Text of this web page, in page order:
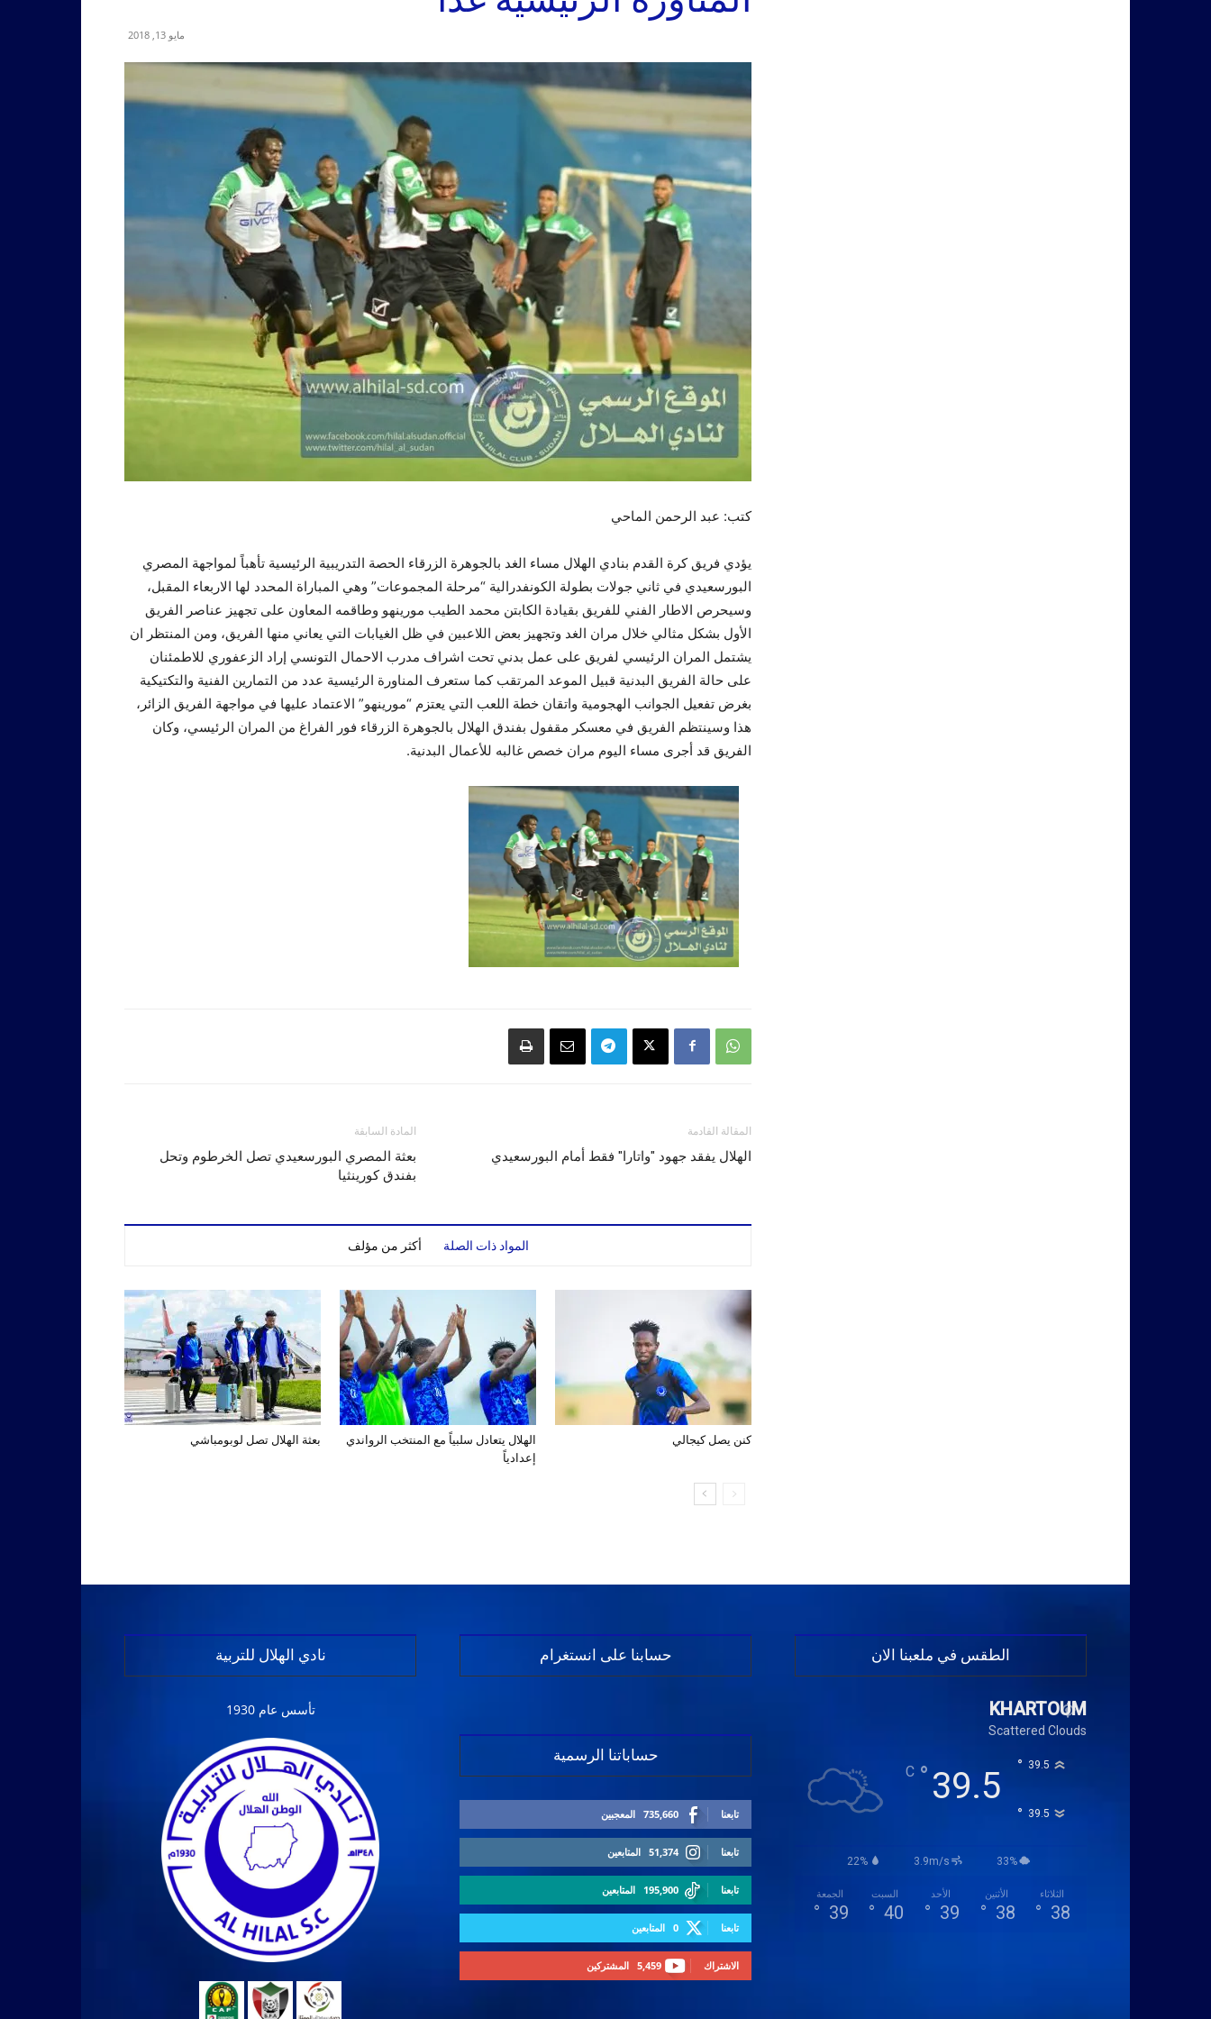
مايو 13, 2018
كتب: عبد الرحمن الماحي
يؤدي فريق كرة القدم بنادي الهلال مساء الغد بالجوهرة الزرقاء الحصة التدريبية الرئيسية تأهباً لمواجهة المصري
البورسعيدي في ثاني جولات بطولة الكونفدرالية “مرحلة المجموعات” وهي المباراة المحدد لها الاربعاء المقبل،
وسيحرص الاطار الفني للفريق بقيادة الكابتن محمد الطيب مورينهو وطاقمه المعاون على تجهيز عناصر الفريق
الأول بشكل مثالي خلال مران الغد وتجهيز بعض اللاعبين في ظل الغيابات التي يعاني منها الفريق، ومن المنتظر ان
يشتمل المران الرئيسي لفريق على عمل بدني تحت اشراف مدرب الاحمال التونسي إراد الزعفوري للاطمئنان
على حالة الفريق البدنية قبيل الموعد المرتقب كما ستعرف المناورة الرئيسية عدد من التمارين الفنية والتكتيكية
بغرض تفعيل الجوانب الهجومية واتقان خطة اللعب التي يعتزم “مورينهو” الاعتماد عليها في مواجهة الفريق الزائر،
هذا وسينتظم الفريق في معسكر مقفول بفندق الهلال بالجوهرة الزرقاء فور الفراغ من المران الرئيسي، وكان
الفريق قد أجرى مساء اليوم مران خصص غالبه للأعمال البدنية.
المادة السابقة
بعثة المصري البورسعيدي تصل الخرطوم وتحل
بفندق كورينثيا
المقالة القادمة
الهلال يفقد جهود "واتارا" فقط أمام البورسعيدي
المواد ذات الصلة أكثر من مؤلف
بعثة الهلال تصل لوبومباشي
الهلال يتعادل سلبياً مع المنتخب الرواندي
إعدادياً
كنن يصل كيجالي
نادي الهلال للتربية
تأسس عام 1930
حسابنا على انستغرام
حساباتنا الرسمية
735,660 المعجبين تابعنا
51,374 المتابعين تابعنا
195,900 المتابعين تابعنا
0 المتابعين تابعنا
5,459 المشتركين الاشتراك
الطقس في ملعبنا الان
KHARTOUM
Scattered Clouds
39.5
°
C 39.5
°
39.5
°
22% 3.9m/s 33%
الجمعة
39
°
السبت
40
°
الأحد
39
°
الأثنين
38
°
الثلاثاء
38
°